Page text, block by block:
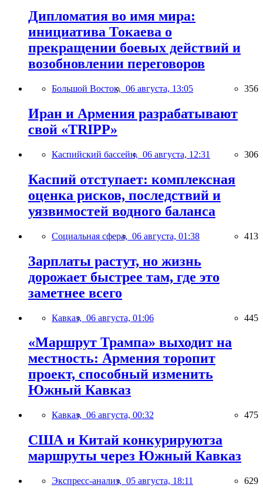
Дипломатия во имя мира:
инициатива Токаева о
прекращении боевых действий и
возобновлении переговоров
Большой Восток, 06 августа, 13:05 356
Иран и Армения разрабатывают
свой «TRIPP»
Каспийский бассейн, 06 августа, 12:31 306
Каспий отступает: комплексная
оценка рисков, последствий и
уязвимостей водного баланса
Социальная сфера, 06 августа, 01:38 413
Зарплаты растут, но жизнь
дорожает быстрее там, где это
заметнее всего
Кавказ, 06 августа, 01:06 445
«Маршрут Трампа» выходит на
местность: Армения торопит
проект, способный изменить
Южный Кавказ
Кавказ, 06 августа, 00:32 475
США и Китай конкурируютза
маршруты через Южный Кавказ
Экспресс-анализ, 05 августа, 18:11 629